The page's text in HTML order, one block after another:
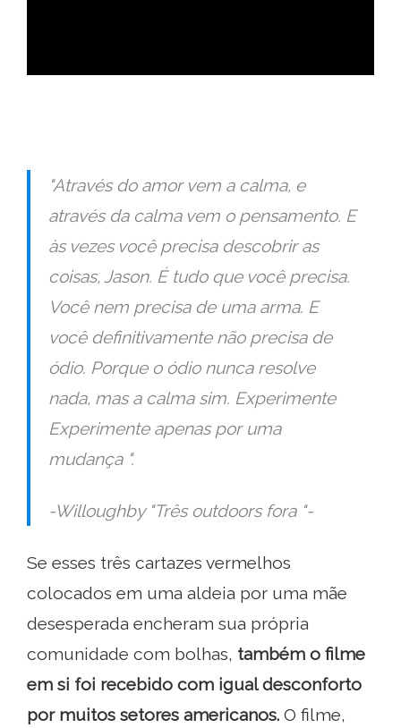
"Através do amor vem a calma, e
através da calma vem o pensamento. E
às vezes você precisa descobrir as
coisas, Jason. É tudo que você precisa.
Você nem precisa de uma arma. E
você definitivamente não precisa de
ódio. Porque o ódio nunca resolve
nada, mas a calma sim. Experimente
Experimente apenas por uma
mudança ".
-Willoughby "Três outdoors fora "-
Se esses três cartazes vermelhos
colocados em uma aldeia por uma mãe
desesperada encheram sua própria
comunidade com bolhas, também o filme
em si foi recebido com igual desconforto
por muitos setores americanos. O filme,